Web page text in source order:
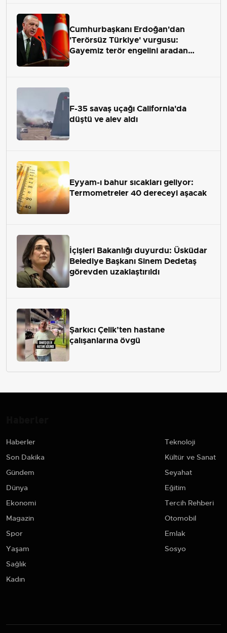
Cumhurbaşkanı Erdoğan'dan
'Terörsüz Türkiye' vurgusu:
Gayemiz terör engelini aradan
F-35 savaş uçağı California'da
düştü ve alev aldı
Eyyam-ı bahur sıcakları geliyor:
Termometreler 40 dereceyi aşacak
İçişleri Bakanlığı duyurdu: Üsküdar
Belediye Başkanı Sinem Dedetaş
görevden uzaklaştırıldı
Şarkıcı Çelik’ten hastane
çalışanlarına övgü
Haberler
Son Dakika
Gündem
Dünya
Ekonomi
Magazin
Spor
Yaşam
Sağlık
Kadın
Teknoloji
Kültür ve Sanat
Seyahat
Eğitim
Tercih Rehberi
Otomobil
Emlak
Sosyo